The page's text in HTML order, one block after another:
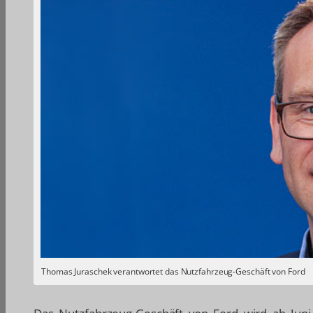
Thomas Juraschek verantwortet das Nutzfahrzeug-Geschäft von Ford